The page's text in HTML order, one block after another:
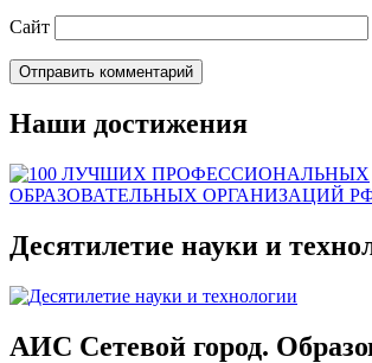
Сайт
Наши достижения
Десятилетие науки и
АИС Сетевой город.